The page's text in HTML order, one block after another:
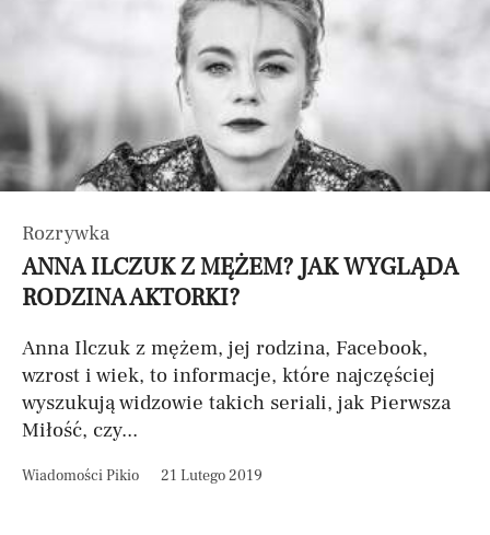
Rozrywka
ANNA ILCZUK Z MĘŻEM? JAK WYGLĄDA
RODZINA AKTORKI?
Anna Ilczuk z mężem, jej rodzina, Facebook,
wzrost i wiek, to informacje, które najczęściej
wyszukują widzowie takich seriali, jak Pierwsza
Miłość, czy...
Wiadomości Pikio 21 Lutego 2019